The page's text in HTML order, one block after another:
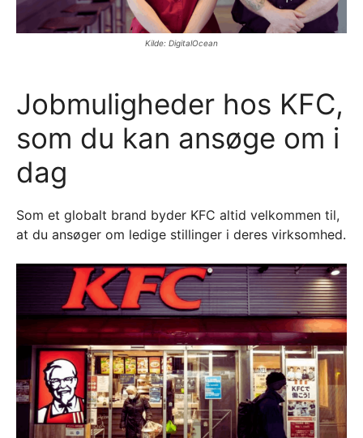
Kilde: DigitalOcean
Jobmuligheder hos KFC,
som du kan ansøge om i
dag
Som et globalt brand byder KFC altid velkommen til,
at du ansøger om ledige stillinger i deres virksomhed.